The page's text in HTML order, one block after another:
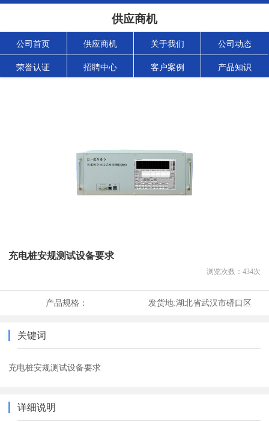
供应商机
公司首页 供应商机 关于我们 公司动态
荣誉认证 招聘中心 客户案例 产品知识
充电桩安规测试设备要求
浏览次数： 434次
产品规格： 发货地:湖北省武汉市硚口区
关键词
充电桩安规测试设备要求
详细说明